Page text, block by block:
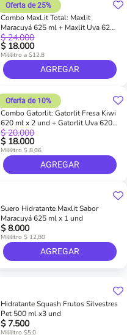
Combo MaxLit Total: Maxlit
Maracuyá 625 ml + Maxlit Uva 625
ml + Maxlit Cereza 625 ml
$ 18.000
$ 24.000
Oferta de 25%
Mililitro a $12.8
AGREGAR
Combo Gatorlit: Gatorlit Fresa Kiwi
620 ml x 2 und + Gatorlit Uva 620
ml x 1 und + Gatorlit Mora 620 ml x
1 und
$ 18.000
$ 20.000
Oferta de 10%
Mililitro $ 8,06
AGREGAR
Suero Hidratante Maxlit Sabor
Maracuyá 625 ml x 1 und
$ 8.000
Mililitro $ 12,80
AGREGAR
Hidratante Squash Frutos Silvestres
Pet 500 ml x3 und
$ 7.500
Mililitro $5,0